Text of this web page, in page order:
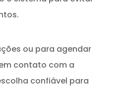
ou para agendar
contato com a
confiável para